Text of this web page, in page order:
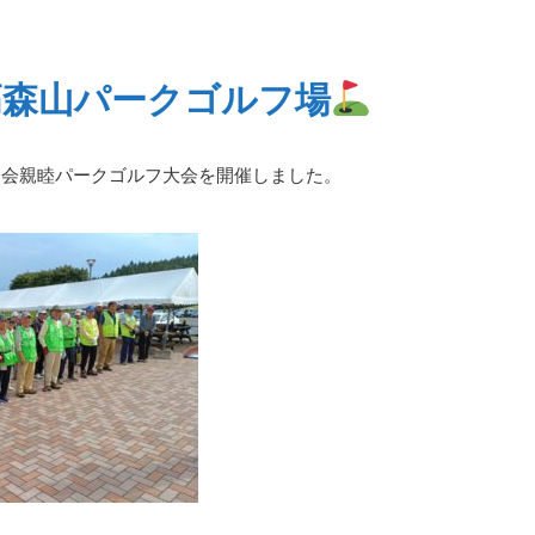
山パークゴルフ場
親睦パークゴルフ大会を開催しました。